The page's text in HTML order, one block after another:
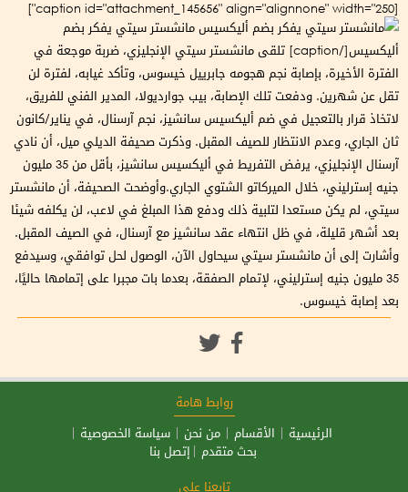
[caption id="attachment_145656" align="alignnone" width="250"]
مانشستر سيتي يفكر بضم
أليكسيس[/caption] تلقى مانشستر سيتي الإنجليزي، ضربة موجعة في
الفترة الأخيرة، بإصابة نجم هجومه جابرييل خيسوس، وتأكد غيابه، لفترة لن
تقل عن شهرين. ودفعت تلك الإصابة، بيب جوارديولا، المدير الفني للفريق،
لاتخاذ قرار بالتعجيل في ضم أليكسيس سانشيز، نجم آرسنال، في يناير/كانون
ثان الجاري، وعدم الانتظار للصيف المقبل. وذكرت صحيفة الديلي ميل، أن نادي
آرسنال الإنجليزي، يرفض التفريط في أليكسيس سانشيز، بأقل من 35 مليون
جنيه إسترليني، خلال الميركاتو الشتوي الجاري.وأوضحت الصحيفة، أن مانشستر
سيتي، لم يكن مستعدا لتلبية ذلك ودفع هذا المبلغ في لاعب، لن يكلفه شيئا
بعد أشهر قليلة، في ظل انتهاء عقد سانشيز مع آرسنال، في الصيف المقبل.
وأشارت إلى أن مانشستر سيتي سيحاول الآن، الوصول لحل توافقي، وسيدفع
35 مليون جنيه إسترليني، لإتمام الصفقة، بعدما بات مجبرا على إتمامها حاليًا،
بعد إصابة خيسوس.
روابط هامة
الرئيسية
الأقسام من نحن
سياسة الخصوصية
بحث متقدم
إتصل بنا
تابعنا على